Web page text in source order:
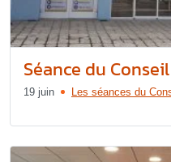
Séance du
19 juin Les séances du